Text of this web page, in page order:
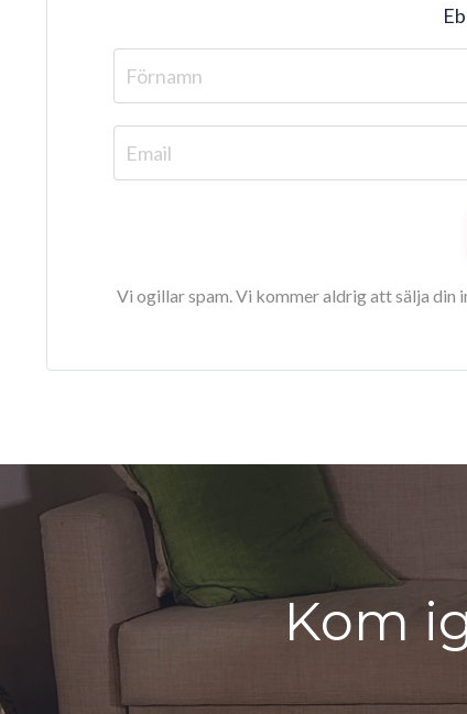
Vi ogillar spam. Vi kommer aldrig att sälja din
Kom